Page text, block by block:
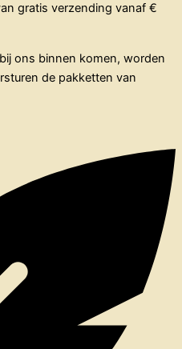
gratis verzending vanaf €
ons binnen komen, worden
de pakketten van